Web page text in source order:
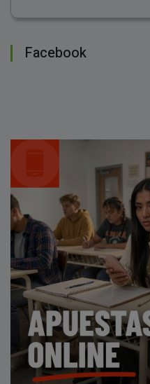
Facebook